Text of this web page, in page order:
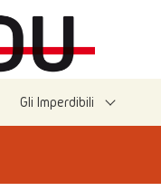
Gli Imperdibili